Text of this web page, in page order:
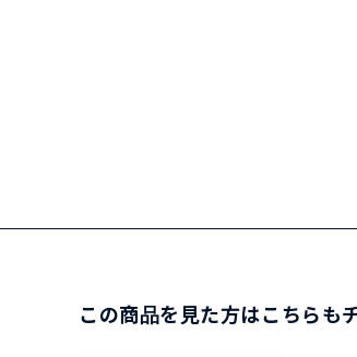
この商品を見た方はこちらも